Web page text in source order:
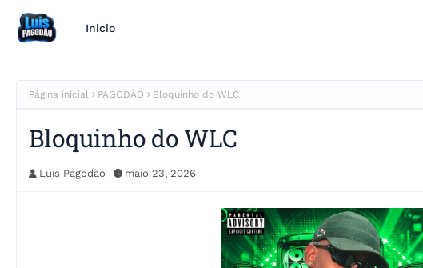
Inicio
Página inicial PAGODÃO Bloquinho do WLC
Bloquinho do WLC
Luis Pagodão maio 23, 2026